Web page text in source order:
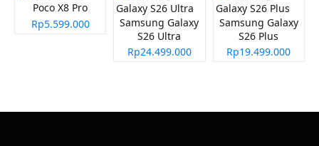
Poco X8 Pro
Rp5.599.000
Samsung Galaxy
S26 Ultra
Rp24.499.000
Samsung Galaxy
S26 Plus
Rp19.499.000